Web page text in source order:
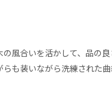
風合いを活かして、品の良
も装いながら洗練された曲